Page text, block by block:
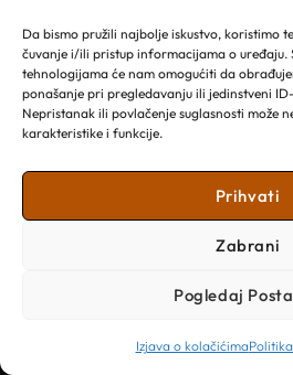
Da bismo pružili najbolje iskustvo, koristimo
čuvanje i/ili pristup informacijama o uređaju.
tehnologijama će nam omogućiti da
ponašanje pri pregledavanju ili jedinstveni
Nepristanak ili povlačenje suglasnosti može
karakteristike i funkcije.
Prihvati
Zabrani
Pogledaj
Izjava o kolačićima
Franjevački put 2a
Obala kralja Tomislava 16
21 300 Makarska
Email: info@makarska-info.hr
Telefon: +385 21 612 002/+385 21
Copyright © 2026 Turistička